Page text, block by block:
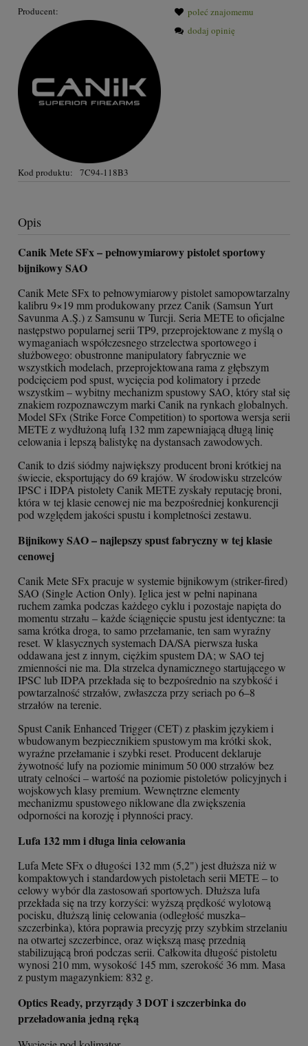
Producent:
Kod produktu: 7C94-118B3
poleć znajomemu
dodaj opinię
Opis
Canik Mete SFx – pełnowymiarowy pistolet sportowy
bijnikowy SAO
Canik Mete SFx to pełnowymiarowy pistolet samopowtarzalny
kalibru 9×19 mm produkowany przez Canik (Samsun Yurt
Savunma A.Ş.) z Samsunu w Turcji. Seria METE to oficjalne
następstwo popularnej serii TP9, przeprojektowane z myślą o
wymaganiach współczesnego strzelectwa sportowego i
służbowego: obustronne manipulatory fabrycznie we
wszystkich modelach, przeprojektowana rama z głębszym
podcięciem pod spust, wycięcia pod kolimatory i przede
wszystkim – wybitny mechanizm spustowy SAO, który stał się
znakiem rozpoznawczym marki Canik na rynkach globalnych.
Model SFx (Strike Force Competition) to sportowa wersja serii
METE z wydłużoną lufą 132 mm zapewniającą długą linię
celowania i lepszą balistykę na dystansach zawodowych.
Canik to dziś siódmy największy producent broni krótkiej na
świecie, eksportujący do 69 krajów. W środowisku strzelców
IPSC i IDPA pistolety Canik METE zyskały reputację broni,
która w tej klasie cenowej nie ma bezpośredniej konkurencji
pod względem jakości spustu i kompletności zestawu.
Bijnikowy SAO – najlepszy spust fabryczny w tej klasie
cenowej
Canik Mete SFx pracuje w systemie bijnikowym (striker-fired)
SAO (Single Action Only). Iglica jest w pełni napinana
ruchem zamka podczas każdego cyklu i pozostaje napięta do
momentu strzału – każde ściągnięcie spustu jest identyczne: ta
sama krótka droga, to samo przełamanie, ten sam wyraźny
reset. W klasycznych systemach DA/SA pierwsza łuska
oddawana jest z innym, ciężkim spustem DA; w SAO tej
zmienności nie ma. Dla strzelca dynamicznego startującego w
IPSC lub IDPA przekłada się to bezpośrednio na szybkość i
powtarzalność strzałów, zwłaszcza przy seriach po 6–8
strzałów na terenie.
Spust Canik Enhanced Trigger (CET) z płaskim językiem i
wbudowanym bezpiecznikiem spustowym ma krótki skok,
wyraźne przełamanie i szybki reset. Producent deklaruje
żywotność lufy na poziomie minimum 50 000 strzałów bez
utraty celności – wartość na poziomie pistoletów policyjnych i
wojskowych klasy premium. Wewnętrzne elementy
mechanizmu spustowego niklowane dla zwiększenia
odporności na korozję i płynności pracy.
Lufa 132 mm i długa linia celowania
Lufa Mete SFx o długości 132 mm (5,2") jest dłuższa niż w
kompaktowych i standardowych pistoletach serii METE – to
celowy wybór dla zastosowań sportowych. Dłuższa lufa
przekłada się na trzy korzyści: wyższą prędkość wylotową
pocisku, dłuższą linię celowania (odległość muszka–
szczerbinka), która poprawia precyzję przy szybkim strzelaniu
na otwartej szczerbince, oraz większą masę przednią
stabilizującą broń podczas serii. Całkowita długość pistoletu
wynosi 210 mm, wysokość 145 mm, szerokość 36 mm. Masa
z pustym magazynkiem: 832 g.
Optics Ready, przyrządy 3 DOT i szczerbinka do
przeładowania jedną ręką